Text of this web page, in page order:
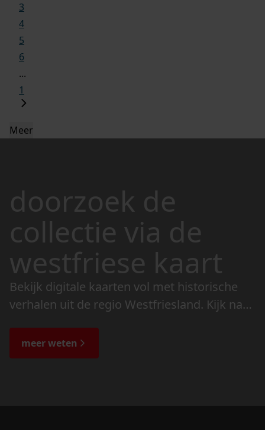
3
4
5
6
...
1
Meer
doorzoek de
collectie via de
westfriese kaart
Bekijk digitale kaarten vol met historische
verhalen uit de regio Westfriesland. Kijk naar
de bijzondere verhalen.
meer weten